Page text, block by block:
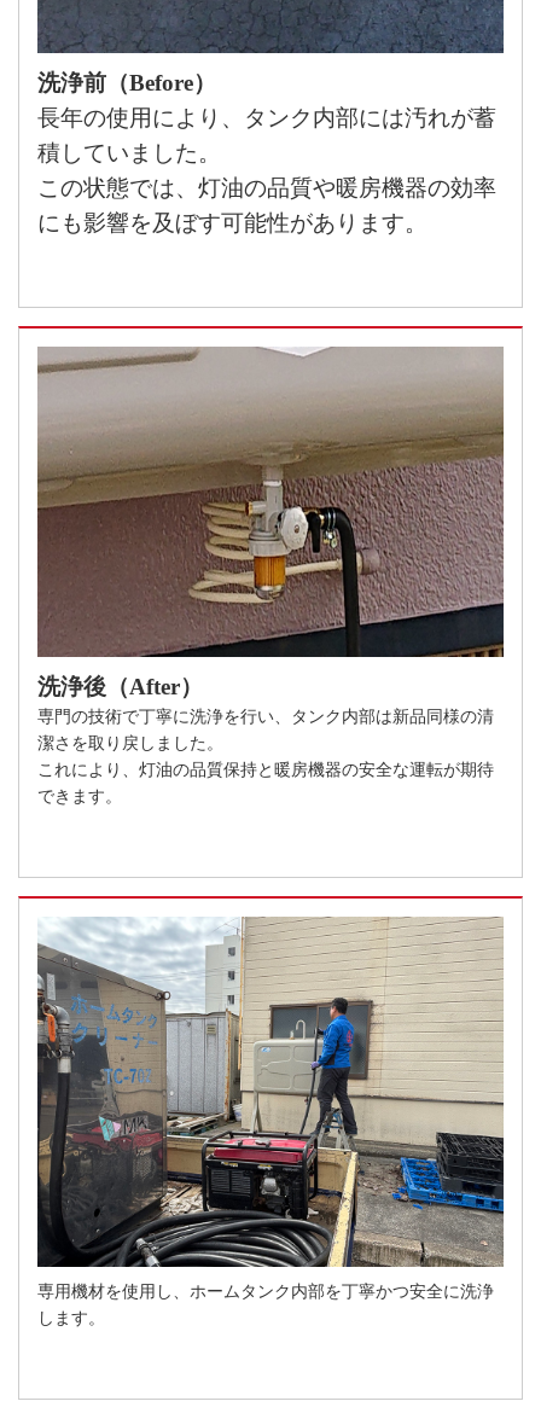
洗浄前（Before）
長年の使用により、タンク内部には汚れが蓄
積していました。
この状態では、灯油の品質や暖房機器の効率
にも影響を及ぼす可能性があります。
洗浄後（After）
専門の技術で丁寧に洗浄を行い、タンク内部は新品同様の清
潔さを取り戻しました。
これにより、灯油の品質保持と暖房機器の安全な運転が期待
できます。​
専用機材を使用し、ホームタンク内部を丁寧かつ安全に洗浄
します。